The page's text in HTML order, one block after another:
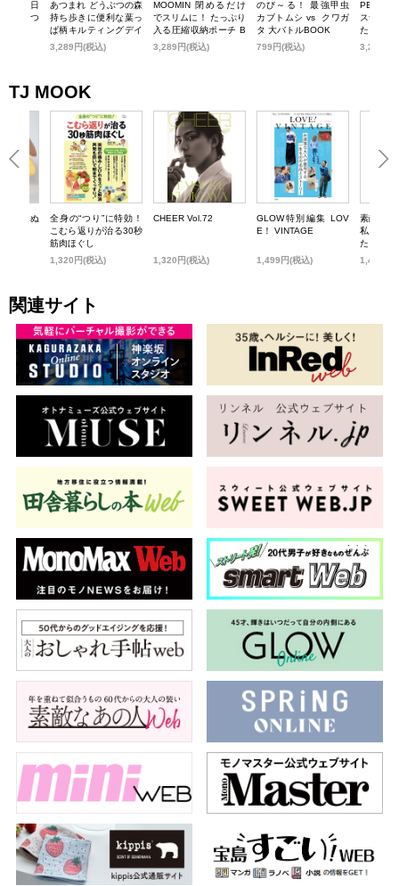
ぶる日
生地 つ
あつまれ どうぶつの森
持ち歩きに便利な葉っ
ぱ柄キルティングデイ
リーポーチ SPECIAL
BOOK
3,289円(税込)
MOOMIN 閉めるだけ
でスリムに！ たっぷり
入る圧縮収納ポーチ B
OOK flower ver.
3,289円(税込)
のび～る！ 最強甲虫
カブトムシ vs クワガ
タ 大バトルBOOK
799円(税込)
PETER
スナー
たくさん
圧縮収納
3,289円(
TJ MOOK
ちりぬ
全身の“つり”に特効！
こむら返りが治る30秒
筋肉ほぐし
1,320円(税込)
CHEER Vol.72
1,320円(税込)
GLOW特別編集 LOV
E！ VINTAGE
1,499円(税込)
素敵なあ
私を支え
たち
1,430円(
関連サイト